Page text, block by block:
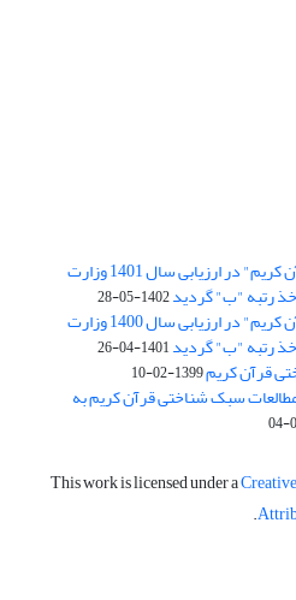
مجله" مطالعات سبک شناختی قرآن کریم" در ارزیابی سال 1401 وزارت
رتبه "ب" گردید1402-05-28
مجله" مطالعات سبک شناختی قرآن کریم" در ارزیابی سال 1400 وزارت
رتبه "ب" گردید1401-04-26
قرآن کریم1399-02-10
سبک شناختی قرآن کریم به
This work is licensed under a
.